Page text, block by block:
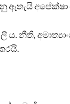
ඇතැයි අපේක්ෂා
ය. නීති,